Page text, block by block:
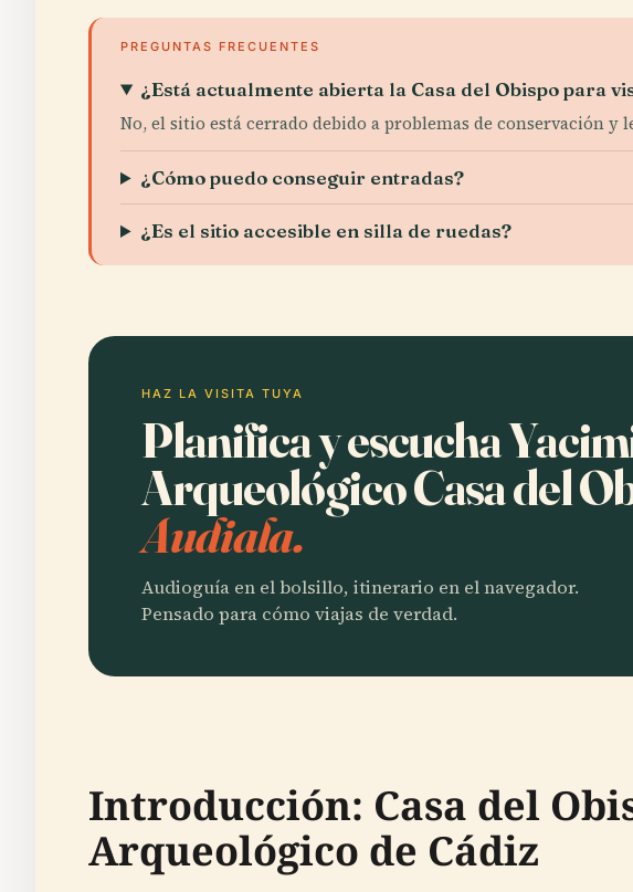
PREGUNTAS FRECUENTES
¿Está actualmente abierta la Casa del Obispo para
No, el sitio está cerrado debido a problemas de conservación y
¿Cómo puedo conseguir entradas?
¿Es el sitio accesible en silla de ruedas?
HAZ LA VISITA TUYA
Planifica y escucha
Arqueológico Casa del
Audiala.
Audioguía en el bolsillo, itinerario en el navegador.
Pensado para cómo viajas de verdad.
Introducción: Casa del
Arqueológico de Cádiz